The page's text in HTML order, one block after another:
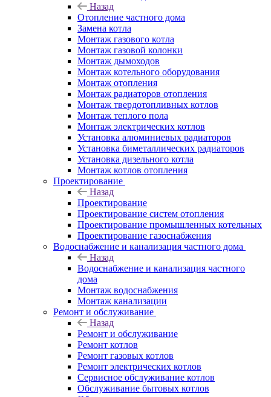
Назад
Отопление частного дома
Замена котла
Монтаж газового котла
Монтаж газовой колонки
Монтаж дымоходов
Монтаж котельного оборудования
Монтаж отопления
Монтаж радиаторов отопления
Монтаж твердотопливных котлов
Монтаж теплого пола
Монтаж электрических котлов
Установка алюминиевых радиаторов
Установка биметаллических радиаторов
Установка дизельного котла
Монтаж котлов отопления
Проектирование
Назад
Проектирование
Проектирование систем отопления
Проектирование промышленных котельных
Проектирование газоснабжения
Водоснабжение и канализация частного дома
Назад
Водоснабжение и канализация частного
дома
Монтаж водоснабжения
Монтаж канализации
Ремонт и обслуживание
Назад
Ремонт и обслуживание
Ремонт котлов
Ремонт газовых котлов
Ремонт электрических котлов
Сервисное обслуживание котлов
Обслуживание бытовых котлов